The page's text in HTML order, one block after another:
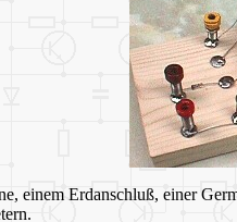
einem Erdanschluß, einer